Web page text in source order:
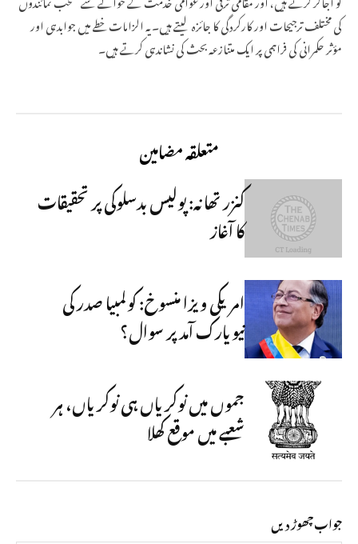
کی مختلف ترجیحات اور کارکردگی کا جائزہ لیتے ہیں۔ یہ الزامات خطے میں جوابدہی اور
مؤثر حکمرانی کی فراہمی پر ایک متنازعہ بحث کی نشاندہی کرتے ہیں۔
متعلقہ مضامین
کنزر تھانہ: پولیس بدسلوکی پر تحقیقات
کا آغاز
امریکی ویزا منسوخ: کولمبیا صدر کی
نیویارک آمد پر سوال؟
جموں میں نوکریاں ہی نوکریاں، ہر
شعبے میں موقع کھلا
جواب چھوڑ دیں